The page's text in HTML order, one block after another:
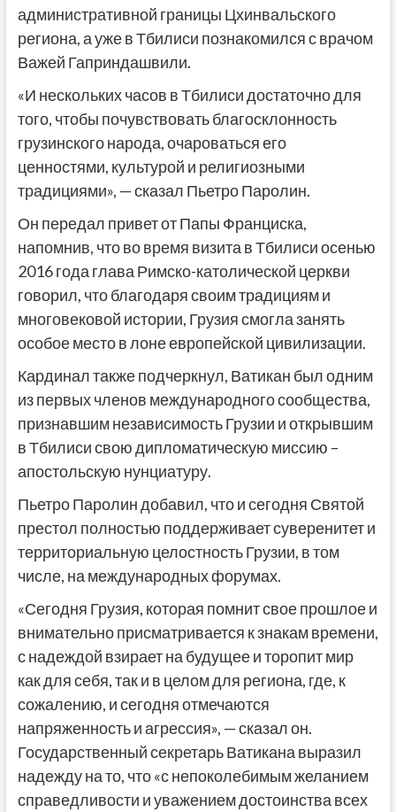
административной границы Цхинвальского
региона, а уже в Тбилиси познакомился с врачом
Важей Гаприндашвили.
«И нескольких часов в Тбилиси достаточно для
того, чтобы почувствовать благосклонность
грузинского народа, очароваться его
ценностями, культурой и религиозными
традициями», — сказал Пьетро Паролин.
Он передал привет от Папы Франциска,
напомнив, что во время визита в Тбилиси осенью
2016 года глава Римско-католической церкви
говорил, что благодаря своим традициям и
многовековой истории, Грузия смогла занять
особое место в лоне европейской цивилизации.
Кардинал также подчеркнул, Ватикан был одним
из первых членов международного сообщества,
признавшим независимость Грузии и открывшим
в Тбилиси свою дипломатическую миссию –
апостольскую нунциатуру.
Пьетро Паролин добавил, что и сегодня Святой
престол полностью поддерживает суверенитет и
территориальную целостность Грузии, в том
числе, на международных форумах.
«Сегодня Грузия, которая помнит свое прошлое и
внимательно присматривается к знакам времени,
с надеждой взирает на будущее и торопит мир
как для себя, так и в целом для региона, где, к
сожалению, и сегодня отмечаются
напряженность и агрессия», — сказал он.
Государственный секретарь Ватикана выразил
надежду на то, что «с непоколебимым желанием
справедливости и уважением достоинства всех